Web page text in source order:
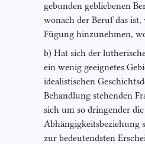
gebunden gebliebenen
wonach der Beruf das
Fügung hinzunehmen,
b) Hat sich der
ein wenig geeignetes
idealistischen
Behandlung stehenden
sich um so dringender
Abhängigkeitsbeziehung
zur bedeutendsten